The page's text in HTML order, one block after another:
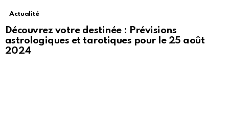
Actualité
Découvrez votre destinée : Prévisions
astrologiques et tarotiques pour le 25 août
2024